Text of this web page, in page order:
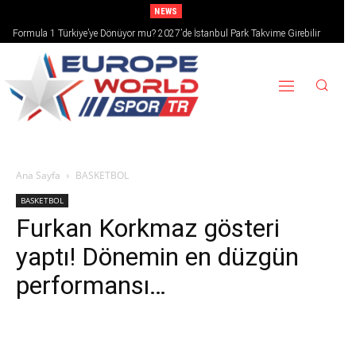
NEWS
Formula 1 Türkiye’ye Dönüyor mu? 2027’de İstanbul Park Takvime Girebilir
Ana Sayfa BASKETBOL
BASKETBOL
Furkan Korkmaz gösteri
yaptı! Dönemin en düzgün
performansı…